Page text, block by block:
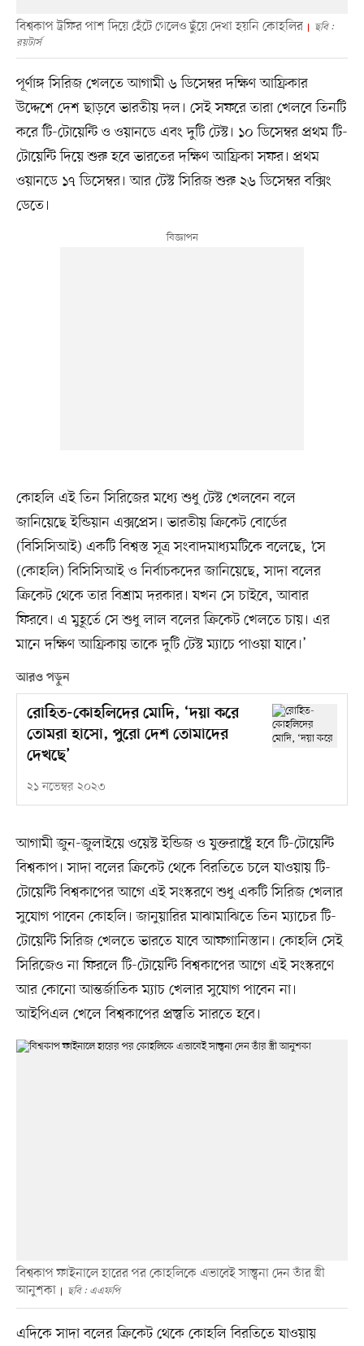
বিশ্বকাপ ট্রফির পাশ দিয়ে হেঁটে গেলেও ছুঁয়ে দেখা হয়নি কোহলির
ছবি :
রয়টার্স
পূর্ণাঙ্গ সিরিজ খেলতে আগামী ৬ ডিসেম্বর দক্ষিণ আফ্রিকার
উদ্দেশে দেশ ছাড়বে ভারতীয় দল। সেই সফরে তারা খেলবে তিনটি
করে টি-টোয়েন্টি ও ওয়ানডে এবং দুটি টেস্ট। ১০ ডিসেম্বর প্রথম টি-
টোয়েন্টি দিয়ে শুরু হবে ভারতের দক্ষিণ আফ্রিকা সফর। প্রথম
ওয়ানডে ১৭ ডিসেম্বর। আর টেস্ট সিরিজ শুরু ২৬ ডিসেম্বর বক্সিং
ডেতে।
কোহলি এই তিন সিরিজের মধ্যে শুধু টেস্ট খেলবেন বলে
জানিয়েছে ইন্ডিয়ান এক্সপ্রেস। ভারতীয় ক্রিকেট বোর্ডের
(বিসিসিআই) একটি বিশ্বস্ত সূত্র সংবাদমাধ্যমটিকে বলেছে, ‘সে
(কোহলি) বিসিসিআই ও নির্বাচকদের জানিয়েছে, সাদা বলের
ক্রিকেট থেকে তার বিশ্রাম দরকার। যখন সে চাইবে, আবার
ফিরবে। এ মুহূর্তে সে শুধু লাল বলের ক্রিকেট খেলতে চায়। এর
মানে দক্ষিণ আফ্রিকায় তাকে দুটি টেস্ট ম্যাচে পাওয়া যাবে।’
আরও পড়ুন
রোহিত-কোহলিদের মোদি, ‘দয়া করে
তোমরা হাসো, পুরো দেশ তোমাদের
দেখছে’
২১ নভেম্বর ২০২৩
আগামী জুন-জুলাইয়ে ওয়েস্ট ইন্ডিজ ও যুক্তরাষ্ট্রে হবে টি-টোয়েন্টি
বিশ্বকাপ। সাদা বলের ক্রিকেট থেকে বিরতিতে চলে যাওয়ায় টি-
টোয়েন্টি বিশ্বকাপের আগে এই সংস্করণে শুধু একটি সিরিজ খেলার
সুযোগ পাবেন কোহলি। জানুয়ারির মাঝামাঝিতে তিন ম্যাচের টি-
টোয়েন্টি সিরিজ খেলতে ভারতে যাবে আফগানিস্তান। কোহলি সেই
সিরিজেও না ফিরলে টি-টোয়েন্টি বিশ্বকাপের আগে এই সংস্করণে
আর কোনো আন্তর্জাতিক ম্যাচ খেলার সুযোগ পাবেন না।
আইপিএল খেলে বিশ্বকাপের প্রস্তুতি সারতে হবে।
বিশ্বকাপ ফাইনালে হারের পর কোহলিকে এভাবেই সান্ত্বনা দেন তাঁর স্ত্রী
আনুশকা
ছবি : এএফপি
এদিকে সাদা বলের ক্রিকেট থেকে কোহলি বিরতিতে যাওয়ায়